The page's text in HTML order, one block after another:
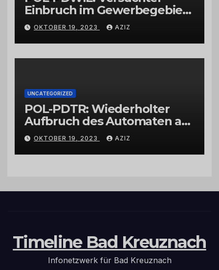
Einbruch im Gewerbegebiet
Wittlich
OKTOBER 19, 2023 AZIZ
UNCATEGORIZED
POL-PDTR: Wiederholter
Aufbruch des Automaten am
Wohnmobilstellplatz in
Hermeskeil am Labachweg
OKTOBER 19, 2023 AZIZ
Timeline Bad Kreuznach
Infonetzwerk für Bad Kreuznach